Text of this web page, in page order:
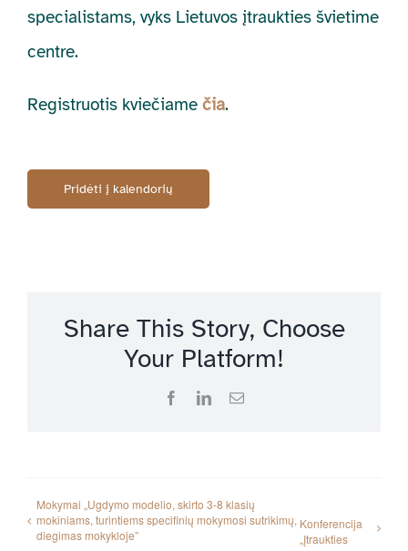
specialistams, vyks Lietuvos įtraukties švietime
centre.
Registruotis kviečiame čia.
Pridėti į kalendorių
Share This Story, Choose
Your Platform!
FacebookLinkedInEmail
Mokymai „Ugdymo modelio, skirto 3-8 klasių
mokiniams, turintiems specifinių mokymosi sutrikimų,
diegimas mokykloje”
Konferencija
„Įtraukties